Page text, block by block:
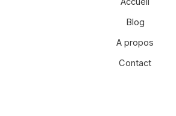
Blog
A propos
Contact